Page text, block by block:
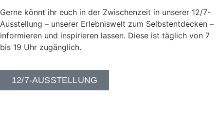
Gerne könnt ihr euch in der Zwischenzeit in unserer 12/7-
Ausstellung – unserer Erlebniswelt zum Selbstentdecken –
informieren und inspirieren lassen. Diese ist täglich von 7
bis 19 Uhr zugänglich.
12/7-AUSSTELLUNG